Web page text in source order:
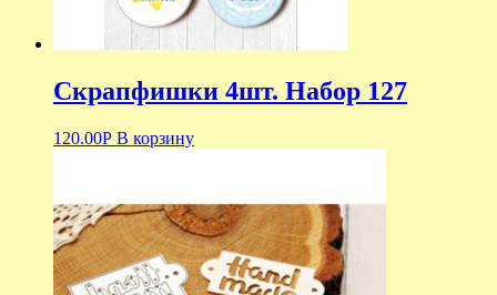
Скрапфишки 4шт. Набор 127
120.00Р В корзину